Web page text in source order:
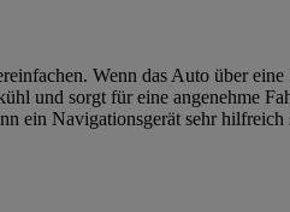
Wenn das Auto über
und sorgt für eine angenehme
ein Navigationsgerät sehr